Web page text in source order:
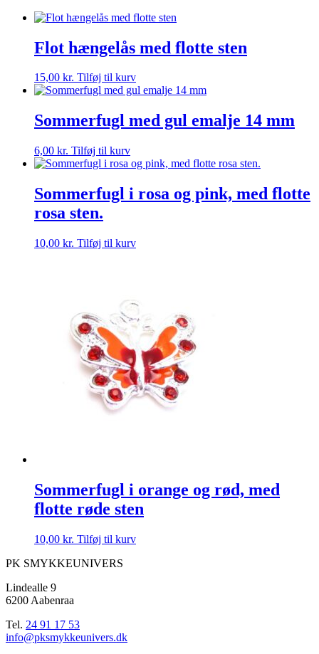
STK
Flot hængelås med flotte sten
15,00 kr. Tilføj til kurv
Sommerfugl med gul emalje 14 mm
6,00 kr. Tilføj til kurv
Sommerfugl i rosa og pink, med flotte
rosa sten.
10,00 kr. Tilføj til kurv
Sommerfugl i orange og rød, med
flotte røde sten
10,00 kr. Tilføj til kurv
PK SMYKKEUNIVERS
Lindealle 9
6200 Aabenraa
Tel. 24 91 17 53
info@pksmykkeunivers.dk